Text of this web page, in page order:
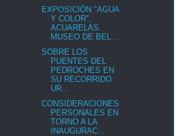
EXPOSICIÓN "AGUA
Y COLOR",
ACUARELAS.
MUSEO DE BEL...
SOBRE LOS
PUENTES DEL
PEDROCHES EN
SU RECORRIDO
UR...
CONSIDERACIONES
PERSONALES EN
TORNO A LA
INAUGURAC...